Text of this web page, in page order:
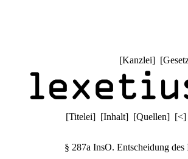
[Kanzlei] [
[Titelei] [Inhalt] [Quellen] [<]
§ 287a InsO. Entscheidung des